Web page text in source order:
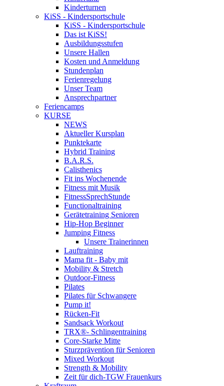
Kinderturnen
KiSS - Kindersportschule
KiSS - Kindersportschule
Das ist KiSS!
Ausbildungsstufen
Unsere Hallen
Kosten und Anmeldung
Stundenplan
Ferienregelung
Unser Team
Ansprechpartner
Feriencamps
KURSE
NEWS
Aktueller Kursplan
Punktekarte
Hybrid Training
B.A.R.S.
Calisthenics
Fit ins Wochenende
Fitness mit Musik
FitnessSprechStunde
Functionaltraining
Gerätetraining Senioren
Hip-Hop Beginner
Jumping Fitness
Unsere Trainerinnen
Lauftraining
Mama fit - Baby mit
Mobility & Stretch
Outdoor-Fitness
Pilates
Pilates für Schwangere
Pump it!
Rücken-Fit
Sandsack Workout
TRX®- Schlingentraining
Core-Starke Mitte
Sturzprävention für Senioren
Mixed Workout
Strength & Mobility
Zeit für dich-TGW Frauenkurs